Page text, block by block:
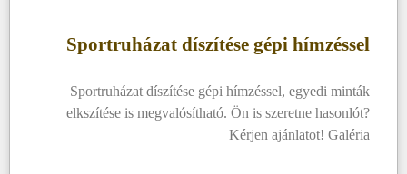
Sportruházat díszítése gépi hímzéssel
Sportruházat díszítése gépi hímzéssel, egyedi minták
elkszítése is megvalósítható. Ön is szeretne hasonlót?
Kérjen ajánlatot! Galéria